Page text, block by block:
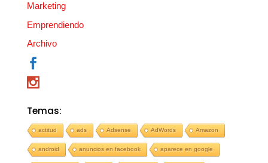
Marketing
Emprendiendo
Archivo
Temas:
actitud ads Adsense AdWords Amazon
android anuncios en facebook aparece en google